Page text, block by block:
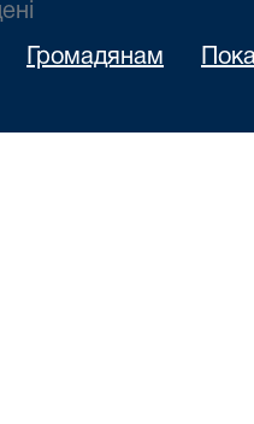
Громадянам